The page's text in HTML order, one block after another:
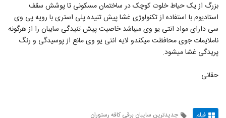
بزرگ از یک حیاط خلوت کوچک در ساختمان مسکونی تا پوشش سقف
استادیوم با استفاده از تکنولوژی غشا پیش تنیده پلی استری با رویه پی وی
سی دارای مواد انتی یو وی میباشد.خاصیت پیش تنیدگی سایبان را از هرگونه
ناملایمات جوی محافظت میکندو لایه انتی یو وی مانع از پوسیدگی و رنگ
پریدگی غشا میشود.
حقانی
فیلم
جدیدترین سایبان برقی کافه رستوران